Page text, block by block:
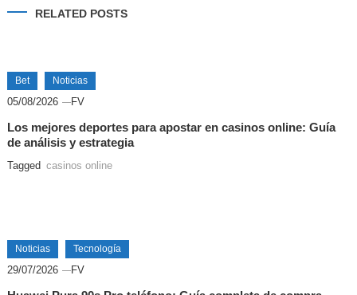
entradas
RELATED POSTS
Bet Noticias
05/08/2026 FV
Los mejores deportes para apostar en casinos online: Guía
de análisis y estrategia
Tagged casinos online
Noticias Tecnología
29/07/2026 FV